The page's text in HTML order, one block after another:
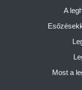
A
Most a